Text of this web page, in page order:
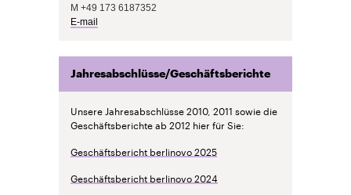
M +49 173 6187352
E-mail
Jahresabschlüsse/Geschäftsberichte
Unsere Jahresabschlüsse 2010, 2011 sowie die
Geschäftsberichte ab 2012 hier für Sie:
Geschäftsbericht berlinovo 2025
Geschäftsbericht berlinovo 2024